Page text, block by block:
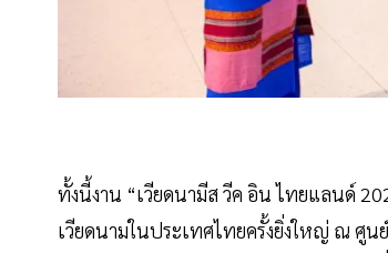
ทั้งนี้งาน “เวียดนามีส วีค อิน ไทยแลนด์
เวียดนามในประเทศไทยครั้งยิ่งใหญ่ ณ ศูน